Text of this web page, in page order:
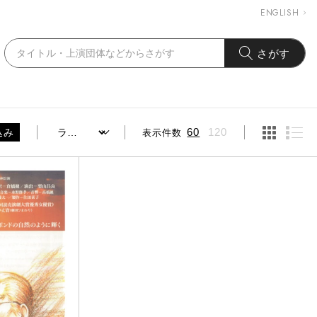
ENGLISH
さがす
み 表示件数 60 120